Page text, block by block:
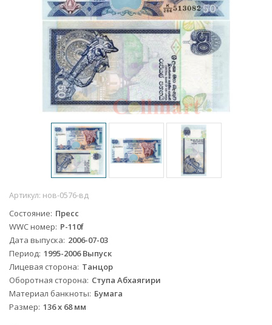
Артикул: нов-0576-вд
Состояние Пресс
WWC номер P-110f
Дата выпуска 2006-07-03
Период 1995-2006 Выпуск
Лицевая сторона Танцор
Оборотная сторона Ступа Абхаягири
Материал банкноты Бумага
Размер 136 x 68 мм